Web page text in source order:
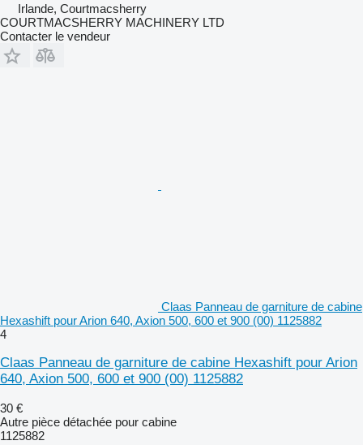
Irlande, Courtmacsherry
COURTMACSHERRY MACHINERY LTD
Contacter le vendeur
Claas Panneau de garniture de cabine
Hexashift pour Arion 640, Axion 500, 600 et 900 (00) 1125882
4
Claas Panneau de garniture de cabine Hexashift pour Arion
640, Axion 500, 600 et 900 (00) 1125882
30 €
Autre pièce détachée pour cabine
1125882